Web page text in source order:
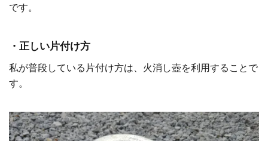
です。
・正しい片付け方
私が普段している片付け方は、火消し壺を利用することで
す。